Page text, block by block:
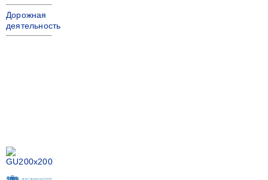
Дорожная
деятельность